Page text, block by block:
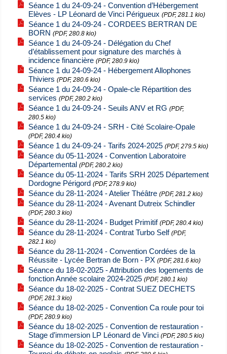
Séance 1 du 24-09-24 - Convention d’Hébergement
Elèves - LP Léonard de Vinci Périgueux (PDF, 281.1 kio)
Séance 1 du 24-09-24 - CORDEES BERTRAN DE
BORN (PDF, 280.8 kio)
Séance 1 du 24-09-24 - Délégation du Chef
d’établissement pour signature des marchés à
incidence financière (PDF, 280.9 kio)
Séance 1 du 24-09-24 - Hébergement Allophones
Thiviers (PDF, 280.6 kio)
Séance 1 du 24-09-24 - Opale-cle Répartition des
services (PDF, 280.2 kio)
Séance 1 du 24-09-24 - Seuils ANV et RG (PDF,
280.5 kio)
Séance 1 du 24-09-24 - SRH - Cité Scolaire-Opale
(PDF, 280.4 kio)
Séance 1 du 24-09-24 - Tarifs 2024-2025 (PDF, 279.5 kio)
Séance du 05-11-2024 - Convention Laboratoire
Départemental (PDF, 280.2 kio)
Séance du 05-11-2024 - Tarifs SRH 2025 Département
Dordogne Périgord (PDF, 278.9 kio)
Séance du 28-11-2024 - Atelier Théâtre (PDF, 281.2 kio)
Séance du 28-11-2024 - Avenant Dutreix Schindler
(PDF, 280.3 kio)
Séance du 28-11-2024 - Budget Primitif (PDF, 280.4 kio)
Séance du 28-11-2024 - Contrat Turbo Self (PDF,
282.1 kio)
Séance du 28-11-2024 - Convention Cordées de la
Réussite - Lycée Bertran de Born - PX (PDF, 281.6 kio)
Séance du 18-02-2025 - Attribution des logements de
fonction Année scolaire 2024-2025 (PDF, 280.1 kio)
Séance du 18-02-2025 - Contrat SUEZ DECHETS
(PDF, 281.3 kio)
Séance du 18-02-2025 - Convention Ca roule pour toi
(PDF, 280.9 kio)
Séance du 18-02-2025 - Convention de restauration -
Stage d’immersion LP Léonard de Vinci (PDF, 280.5 kio)
Séance du 18-02-2025 - Convention de restauration -